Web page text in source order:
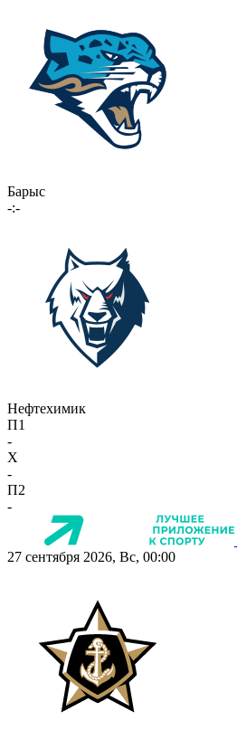
Барыс
-:-
Нефтехимик
П1
-
X
-
П2
-
27 сентября 2026, Вс, 00:00